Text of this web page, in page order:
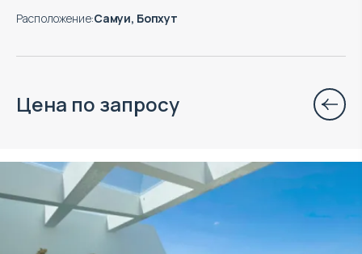
Расположение:Самуи, Бопхут
Цена по запросу